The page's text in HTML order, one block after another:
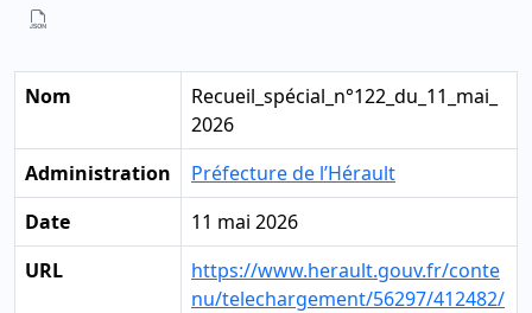
Nom
Recueil_spécial_n°122_du_11_mai_
2026
Administration
Préfecture de l’Hérault
Date
11 mai 2026
URL
https://www.herault.gouv.fr/conte
nu/telechargement/56297/412482/